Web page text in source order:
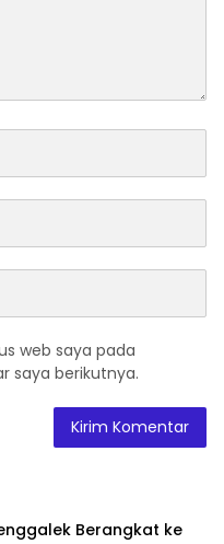
web saya pada
saya berikutnya.
Berangkat ke